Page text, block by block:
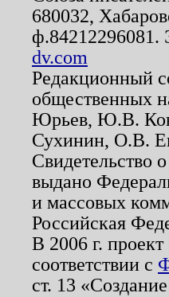
680032,
ф.84212296081.
dv.com
Редакционный
общественных
Юрьев, Ю.В.
Сухинин, О.В.
Свидетельство
выдано
и массовых
Российская
В 2006 г.
соответствии с
ст. 13